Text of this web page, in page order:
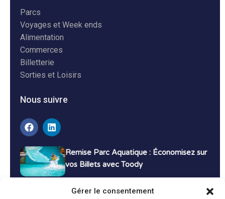
Gérer le consentement
Parcs
Voyages et Week ends
Alimentation
Commerces
Billetterie
Sorties et Loisirs
Nous suivre
Remise Parc Aquatique : Économisez sur
vos Billets avec Toody